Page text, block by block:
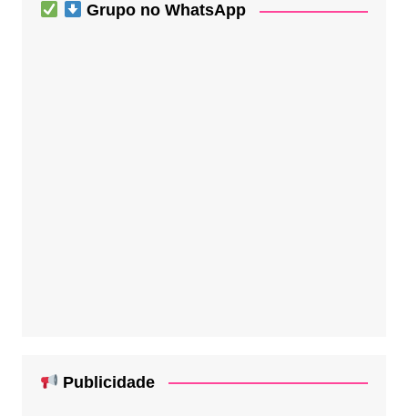
Grupo no WhatsApp
Publicidade